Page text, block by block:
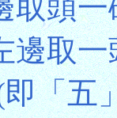
取頭
邊取
「五